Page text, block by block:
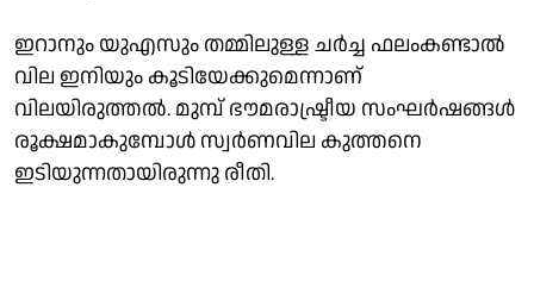
ഇറാനും യുഎസും തമ്മിലുള്ള ചര്‍ച്ച ഫലംകണ്ടാല്‍
വില ഇനിയും കൂടിയേക്കുമെന്നാണ്
വിലയിരുത്തല്‍. മുമ്പ് ഭൗമരാഷ്ട്രീയ സംഘര്‍ഷങ്ങള്‍
രൂക്ഷമാകുമ്പോള്‍ സ്വര്‍ണവില കുത്തനെ
ഇടിയുന്നതായിരുന്നു രീതി.